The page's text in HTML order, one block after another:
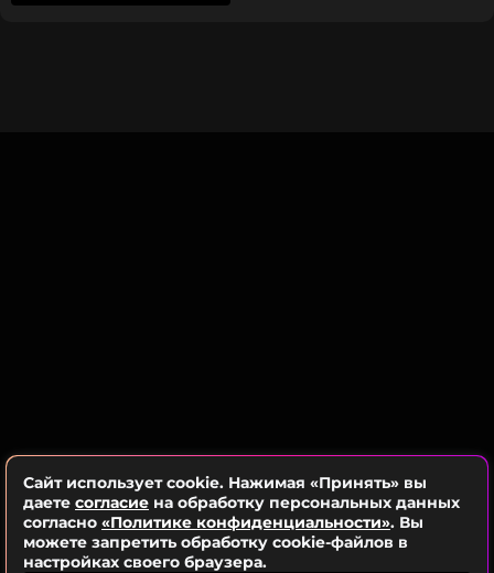
Сайт использует cookie. Нажимая «Принять» вы
даете согласие на обработку персональных данных
согласно «Политике конфиденциальности». Вы
можете запретить обработку cookie-файлов в
настройках своего браузера.